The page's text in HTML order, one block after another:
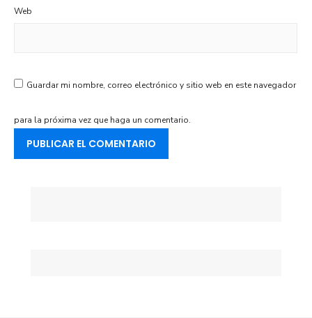
Web
Guardar mi nombre, correo electrónico y sitio web en este navegador
para la próxima vez que haga un comentario.